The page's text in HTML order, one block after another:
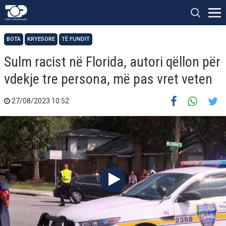
BOTA KRYESORE TË FUNDIT
Sulm racist në Florida, autori qëllon për
vdekje tre persona, më pas vret veten
27/08/2023 10:52